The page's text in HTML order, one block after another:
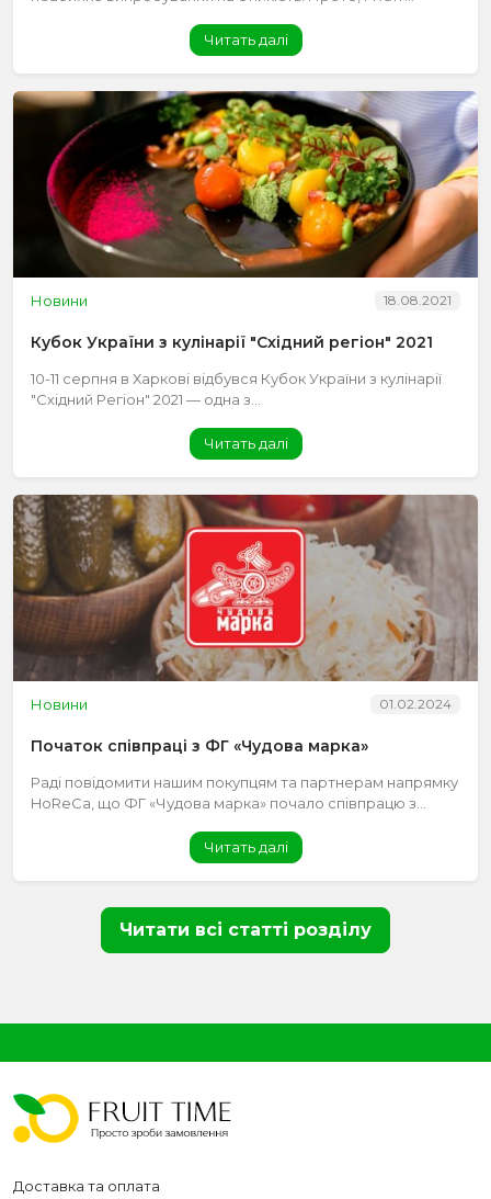
Читать далі
Новини 18.08.2021
Кубок України з кулінарії "Східний регіон" 2021
10-11 серпня в Харкові відбувся Кубок України з кулінарії
"Східний Регіон" 2021 — одна з...
Читать далі
Новини 01.02.2024
Початок співпраці з ФГ «Чудова марка»
Раді повідомити нашим покупцям та партнерам напрямку
HoReCa, що ФГ «Чудова марка» почало співпрацю з...
Читать далі
Читати всі статті розділу
Доставка та оплата